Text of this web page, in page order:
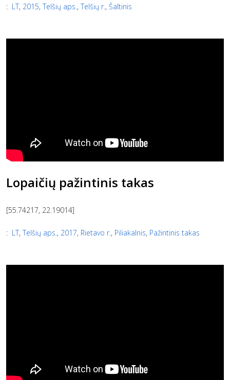
: LT, 2015, Telšių aps. , Telšių r., Šaltinis
Lopaičių pažintinis takas
[55.74217, 22.19014]
: LT, Telšių aps., 2017, Rietavo r., Piliakalnis, Pažintinis takas